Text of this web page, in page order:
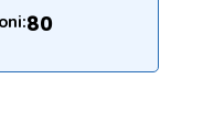
80